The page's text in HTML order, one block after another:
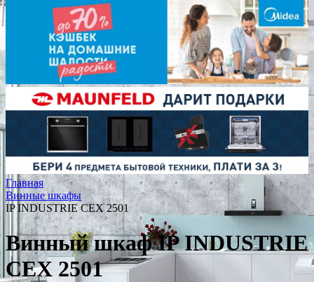
Главная
Винные шкафы
IP INDUSTRIE CEX 2501
Винный шкаф IP INDUSTRIE
CEX 2501